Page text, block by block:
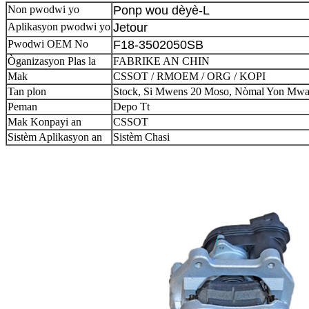
Non pwodwi yo Ponp wou dèyè-L
Aplikasyon pwodwi yo Jetour
Pwodwi OEM No F18-3502050SB
Òganizasyon Plas la
FABRIKE AN CHIN
Mak
CSSOT / RMOEM / ORG / KOPI
Tan plon
Stock, Si Mwens 20 Moso, Nòmal Yon Mwa
Peman
Depo Tt
Mak Konpayi an
CSSOT
Sistèm Aplikasyon an
Sistèm Chasi